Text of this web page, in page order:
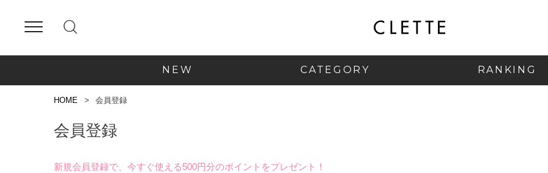
NEW CATEGORY RANKING
HOME 会員登録
会員登録
新規会員登録で、今すぐ使える500円分のポイントをプレゼント！